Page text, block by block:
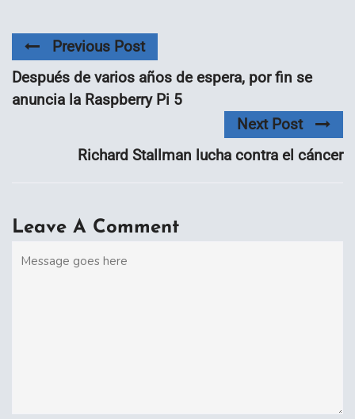
Previous Post
Después de varios años de espera, por fin se
anuncia la Raspberry Pi 5
Next Post
Richard Stallman lucha contra el cáncer
Leave A Comment